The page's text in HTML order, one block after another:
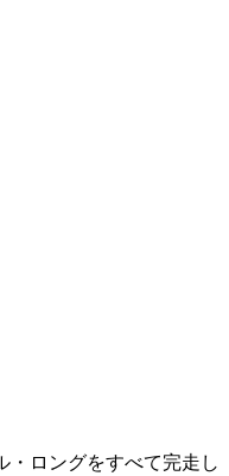
・ロングをすべて完走し